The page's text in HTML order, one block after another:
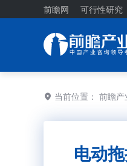
前瞻网 可行性研究
当前位置： 前瞻
电动